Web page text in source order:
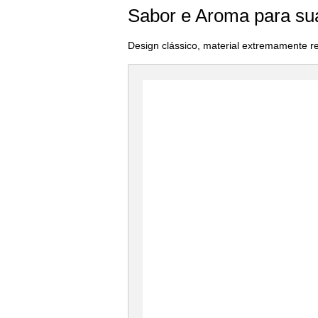
Sabor e Aroma para
Design clássico, material extremamente